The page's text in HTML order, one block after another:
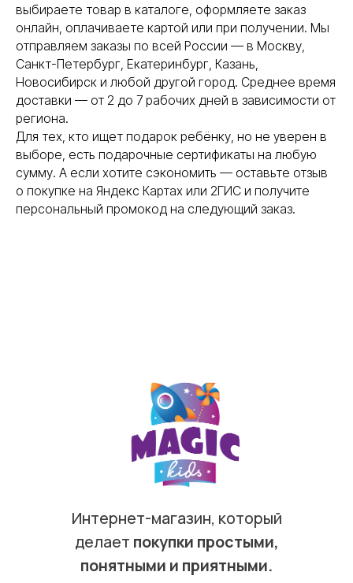
выбираете товар в каталоге, оформляете заказ
онлайн, оплачиваете картой или при получении. Мы
отправляем заказы по всей России — в Москву,
Санкт-Петербург, Екатеринбург, Казань,
Новосибирск и любой другой город. Среднее время
доставки — от 2 до 7 рабочих дней в зависимости от
региона.
Для тех, кто ищет подарок ребёнку, но не уверен в
выборе, есть подарочные сертификаты на любую
сумму. А если хотите сэкономить — оставьте отзыв
о покупке на Яндекс Картах или 2ГИС и получите
персональный промокод на следующий заказ.